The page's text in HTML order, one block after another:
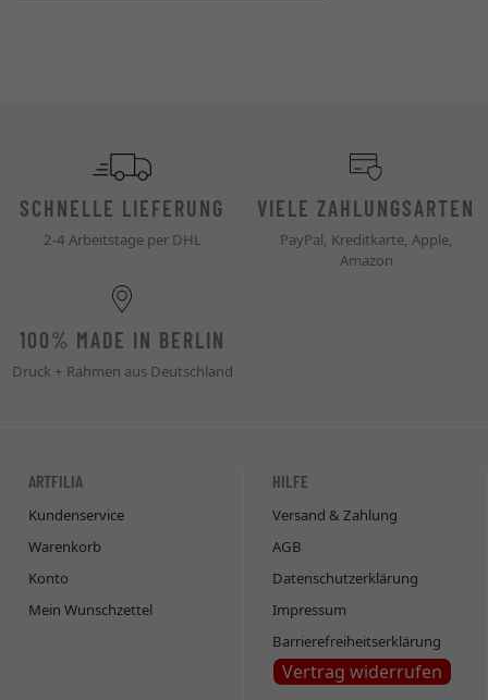
SCHNELLE LIEFERUNG
2-4 Arbeitstage per DHL
VIELE ZAHLUNGSARTEN
PayPal, Kreditkarte, Apple,
Amazon
100% MADE IN BERLIN
Druck + Rahmen aus Deutschland
ARTFILIA
Kundenservice
Warenkorb
Konto
Mein Wunschzettel
HILFE
Versand & Zahlung
AGB
Datenschutzerklärung
Impressum
Barrierefreiheitserklärung
Vertrag widerrufen